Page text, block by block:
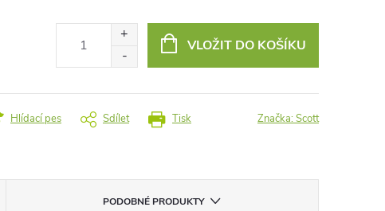
VLOŽIT DO KOŠÍKU
Tisk
Hlídací pes Sdílet Značka:Scott
PODOBNÉ PRODUKTY